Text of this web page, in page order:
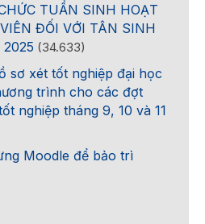
TUẦN SINH HOẠT
ĐỐI VỚI TÂN SINH
(34.633)
sơ xét tốt nghiệp đại học
trình cho các đợt
nghiệp tháng 9, 10 và 11
Moodle để bảo trì